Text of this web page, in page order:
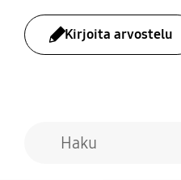
Kirjoita arvostelu